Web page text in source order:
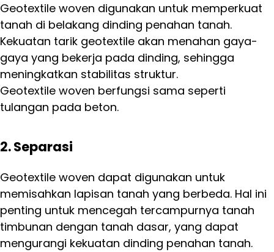
Geotextile woven digunakan untuk memperkuat
tanah di belakang dinding penahan tanah.
Kekuatan tarik geotextile akan menahan gaya-
gaya yang bekerja pada dinding, sehingga
meningkatkan stabilitas struktur.
Geotextile woven berfungsi sama seperti
tulangan pada beton.
2. Separasi
Geotextile woven dapat digunakan untuk
memisahkan lapisan tanah yang berbeda. Hal ini
penting untuk mencegah tercampurnya tanah
timbunan dengan tanah dasar, yang dapat
mengurangi kekuatan dinding penahan tanah.